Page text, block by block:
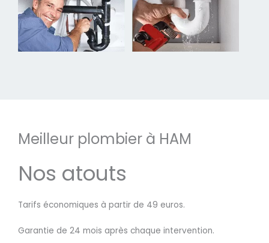
Meilleur plombier à HAM
Nos atouts
Tarifs économiques à partir de 49 euros.
Garantie de 24 mois après chaque intervention.